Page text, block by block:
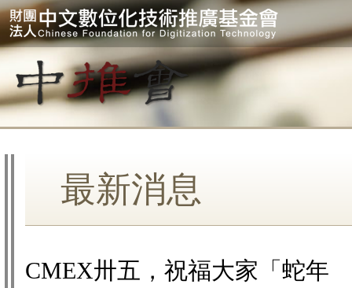
最新消息
CMEX卅五，祝福大家「蛇年